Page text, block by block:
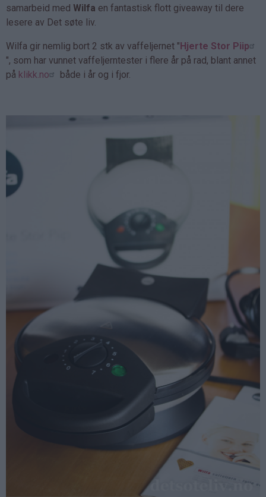
samarbeid med Wilfa en fantastisk flott giveaway til dere
lesere av Det søte liv.
Wilfa gir nemlig bort 2 stk av vaffeljernet "Hjerte Stor Piip
", som har vunnet vaffeljerntester i flere år på rad, blant annet
på klikk.no både i år og i fjor.